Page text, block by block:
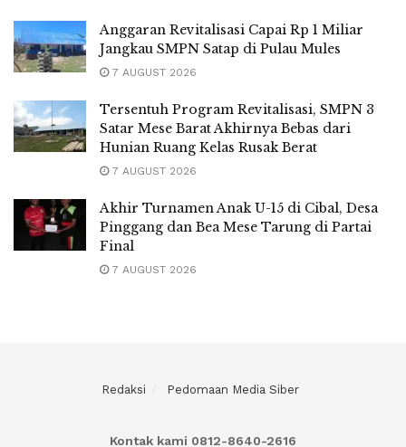
Anggaran Revitalisasi Capai Rp 1 Miliar
Jangkau SMPN Satap di Pulau Mules
7 AUGUST 2026
Tersentuh Program Revitalisasi, SMPN 3
Satar Mese Barat Akhirnya Bebas dari
Hunian Ruang Kelas Rusak Berat
7 AUGUST 2026
Akhir Turnamen Anak U-15 di Cibal, Desa
Pinggang dan Bea Mese Tarung di Partai
Final
7 AUGUST 2026
Redaksi Pedomaan Media Siber
Kontak kami 0812-8640-2616